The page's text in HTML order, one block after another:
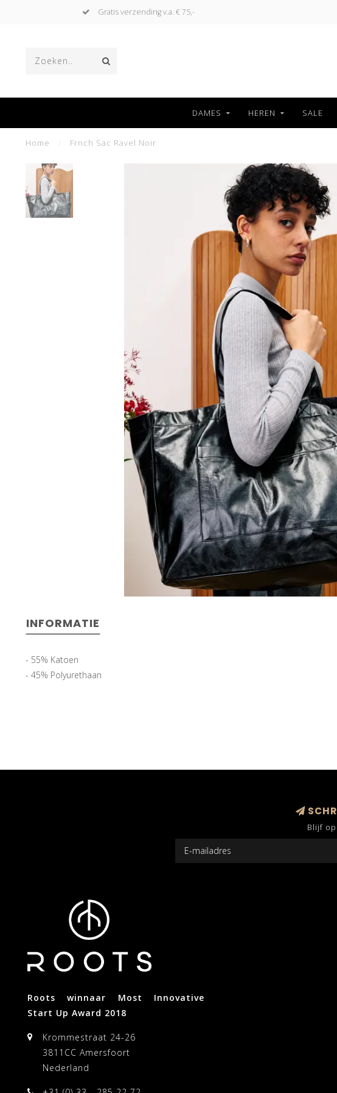
Gratis verzending v.a. € 75,-
DAMES HEREN SALE
Home Frnch Sac Ravel Noir
INFORMATIE
- 55% Katoen
- 45% Polyurethaan
Blijf
Roots winnaar Most Innovative
Start Up Award 2018
Krommestraat 24-26
3811CC Amersfoort
Nederland